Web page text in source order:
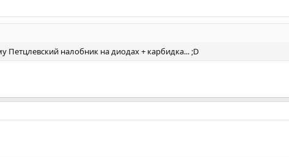
Петцлевский налобник на диодах + карбидка... ;D